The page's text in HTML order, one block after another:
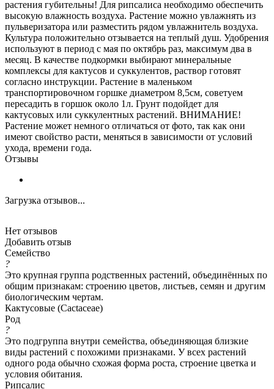
растения губительны! Для рипсалиса необходимо обеспечить
высокую влажность воздуха. Растение можно увлажнять из
пульверизатора или разместить рядом увлажнитель воздуха.
Культура положительно отзывается на теплый душ. Удобрения
используют в период с мая по октябрь раз, максимум два в
месяц. В качестве подкормки выбирают минеральные
комплексы для кактусов и суккулентов, раствор готовят
согласно инструкции. Растение в маленьком
транспортировочном горшке диаметром 8,5см, советуем
пересадить в горшок около 1л. Грунт подойдет для
кактусовых или суккулентных растений. ВНИМАНИЕ!
Растение может немного отличаться от фото, так как они
имеют свойство расти, меняться в зависимости от условий
ухода, времени года.
Отзывы
Загрузка отзывов...
Нет отзывов
Добавить отзыв
Семейство
?
Это крупная группа родственных растений, объединённых по
общим признакам: строению цветов, листьев, семян и другим
биологическим чертам.
Кактусовые (Cactaceae)
Род
?
Это подгруппа внутри семейства, объединяющая близкие
виды растений с похожими признаками. У всех растений
одного рода обычно схожая форма роста, строение цветка и
условия обитания.
Рипсалис